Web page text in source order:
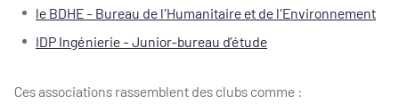
le BDHE - Bureau de l'Humanitaire et de l'Environnement
IDP Ingénierie - Junior-bureau d’étude
Ces associations rassemblent des clubs comme :